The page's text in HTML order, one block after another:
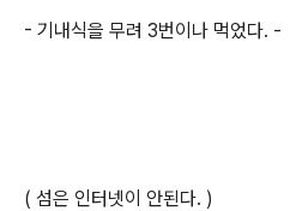
- 기내식을 무려 3번이나 먹었다. -
( 섬은 인터넷이 안된다. )